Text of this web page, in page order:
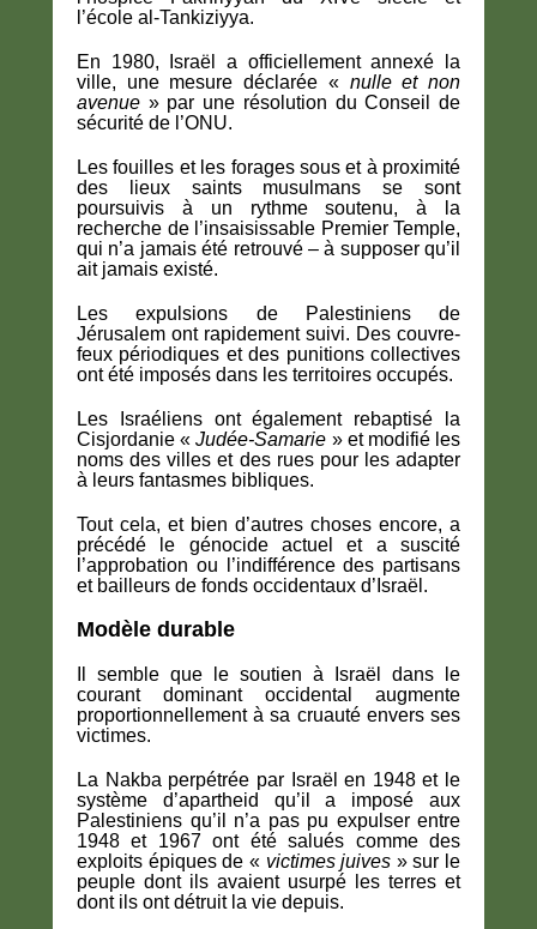
l’école al-Tankiziyya.
En 1980, Israël a officiellement annexé la
ville, une mesure déclarée « nulle et non
avenue » par une résolution du Conseil de
sécurité de l’ONU.
Les fouilles et les forages sous et à proximité
des lieux saints musulmans se sont
poursuivis à un rythme soutenu, à la
recherche de l’insaisissable Premier Temple,
qui n’a jamais été retrouvé – à supposer qu’il
ait jamais existé.
Les expulsions de Palestiniens de
Jérusalem ont rapidement suivi. Des couvre-
feux périodiques et des punitions collectives
ont été imposés dans les territoires occupés.
Les Israéliens ont également rebaptisé la
Cisjordanie «Judée-Samarie » et modifié les
noms des villes et des rues pour les adapter
à leurs fantasmes bibliques.
Tout cela, et bien d’autres choses encore, a
précédé le génocide actuel et a suscité
l’approbation ou l’indifférence des partisans
et bailleurs de fonds occidentaux d’Israël.
Modèle durable
Il semble que le soutien à Israël dans le
courant dominant occidental augmente
proportionnellement à sa cruauté envers ses
victimes.
La Nakba perpétrée par Israël en 1948 et le
système d’apartheid qu’il a imposé aux
Palestiniens qu’il n’a pas pu expulser entre
1948 et 1967 ont été salués comme des
exploits épiques de « victimes juives » sur le
peuple dont ils avaient usurpé les terres et
dont ils ont détruit la vie depuis.